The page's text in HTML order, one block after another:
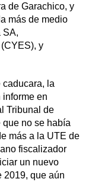
de Garachico, y
más de medio
SA,
y
caducara, la
informe en
Tribunal de
no se había
más a la UTE de
fiscalizador
un nuevo
2019, que aún